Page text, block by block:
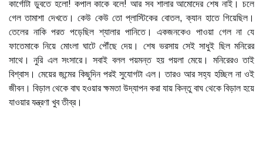
কার্গোটা ডুবতে হলো! কপাল কাকে বলে! আর সব শালার আমোদের শেষ নাই। চলে
গেল তামাশা দেখতে। কেউ কেউ তো প্লাস্টিকের বোতল, ক্যান হাতে গিয়েছিল।
তেলের নাকি পরত পড়েছিল শ্যালার পানিতে। একজনকেও পাওয়া গেল না যে
ফাতেমাকে নিয়ে মোংলা ঘাটে পৌঁছে দেয়। শেষ ভরসায় সেই সাধুই ছিল মনিরের
সাথে। নুরি এল সংসারে। সবাই বলল পয়মন্ত হয় পয়লা মেয়ে। মনিরেরও তাই
বিশ্বাস। মেয়ের জন্মের কিছুদিন পরই সুযোগটা এল। তারও আর সহ্য হচ্ছিল না ওই
জীবন। বিড়াল থেকে বাঘ হওয়ার ক্ষমতা উদ্যাপন করা যায় কিন্তু বাঘ থেকে বিড়াল হয়ে
যাওয়ার যন্ত্রণা খুব তীব্র।